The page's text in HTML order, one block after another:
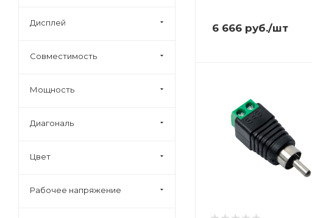
6 666 руб./шт
Дисплей
Совместимость
Мощность
Диагональ
Цвет
Рабочее напряжение